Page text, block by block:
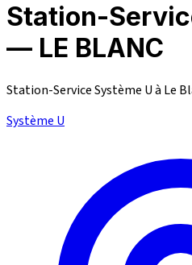
Station-
— LE BLANC
Station-Service Système U à Le
Système U